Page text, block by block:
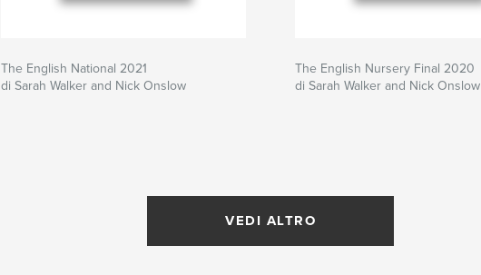
The English National 2021
di Sarah Walker and Nick Onslow
The English Nursery Final 2020
di Sarah Walker and Nick Onslow
VEDI ALTRO